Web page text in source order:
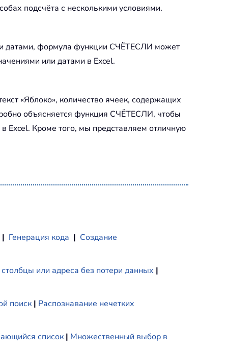
подсчёта с несколькими условиями.
датами, формула функции СЧЁТЕСЛИ может
или датами в Excel.
«Яблоко», количество ячеек, содержащих
объясняется функция СЧЁТЕСЛИ, чтобы
Excel. Кроме того, мы представляем отличную
| Генерация кода | Создание
или адреса без потери данных |
поиск | Распознавание нечетких
список | Множественный выбор в